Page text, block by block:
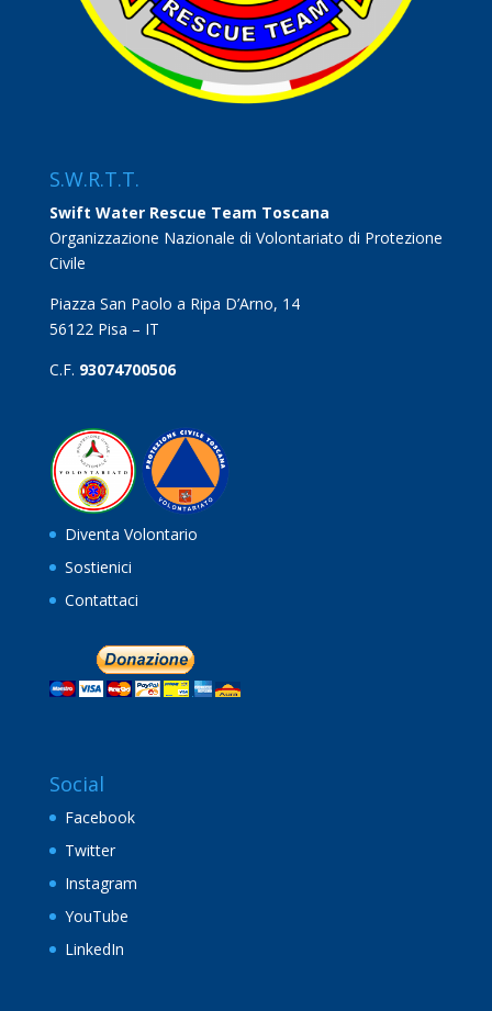
S.W.R.T.T.
Swift Water Rescue Team Toscana
Organizzazione Nazionale di Volontariato di Protezione
Civile
Piazza San Paolo a Ripa D’Arno, 14
56122 Pisa – IT
C.F. 93074700506
Diventa Volontario
Sostienici
Contattaci
Social
Facebook
Twitter
Instagram
YouTube
LinkedIn